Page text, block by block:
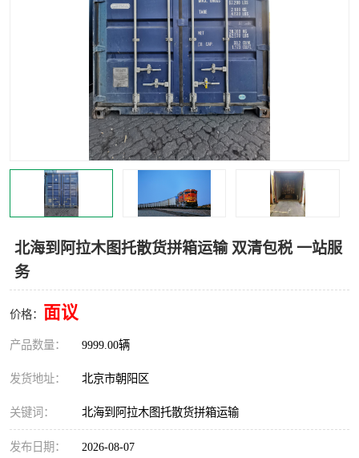
北海到阿拉木图托散货拼箱运输 双清包税 一站服
务
价格： 面议
产品数量： 9999.00辆
发货地址： 北京市朝阳区
关键词： 北海到阿拉木图托散货拼箱运输
发布日期： 2026-08-07
蒙古乌兰巴托汽运专线
中亚铁路运输